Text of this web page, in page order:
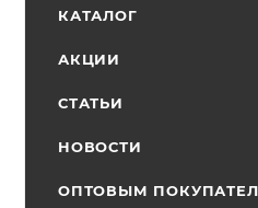
КАТАЛОГ
АКЦИИ
СТАТЬИ
НОВОСТИ
ОПТОВЫМ